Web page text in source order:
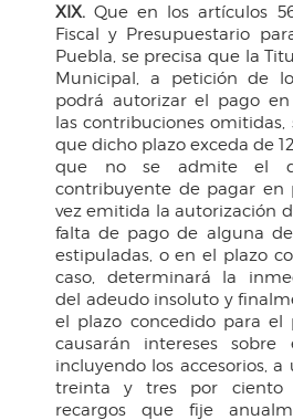
XIX. Que en los artículos
Fiscal y Presupuestario
Puebla, se precisa que la
Municipal, a petición de
podrá autorizar el pago en
las contribuciones omitidas,
que dicho plazo exceda de
que no se admite el
contribuyente de pagar en
vez emitida la autorización
falta de pago de alguna
estipuladas, o en el plazo
caso, determinará la
del adeudo insoluto y
el plazo concedido para el
causarán intereses
incluyendo los accesorios,
treinta y tres por
recargos que fije